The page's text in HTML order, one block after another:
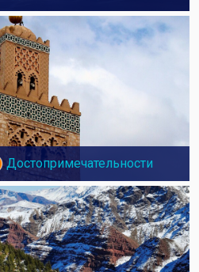
Достопримечательности